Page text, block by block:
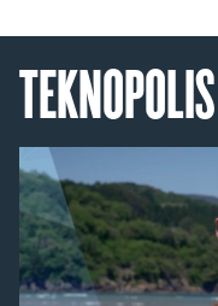
TEKNOPOLIS